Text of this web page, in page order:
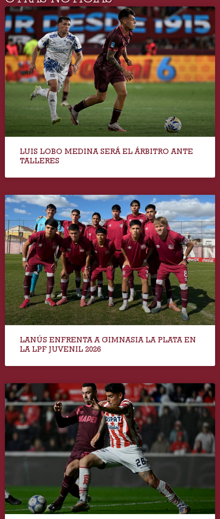
LUIS LOBO MEDINA SERÁ EL ÁRBITRO ANTE
TALLERES
LANÚS ENFRENTA A GIMNASIA LA PLATA EN
LA LPF JUVENIL 2026